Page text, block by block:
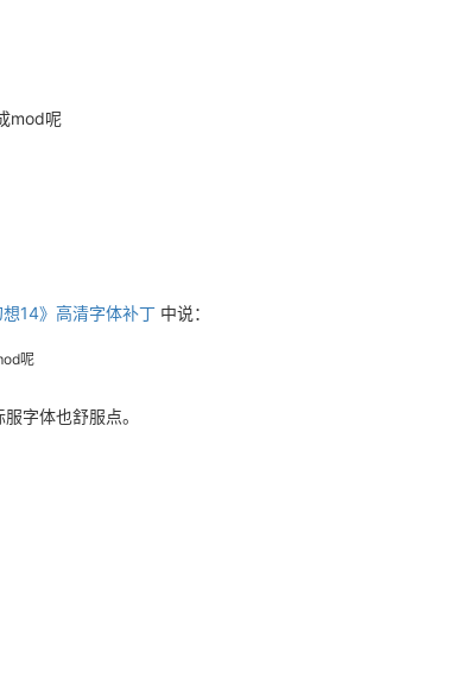
mod呢
想14》高清字体补丁 中说：
呢
字体也舒服点。